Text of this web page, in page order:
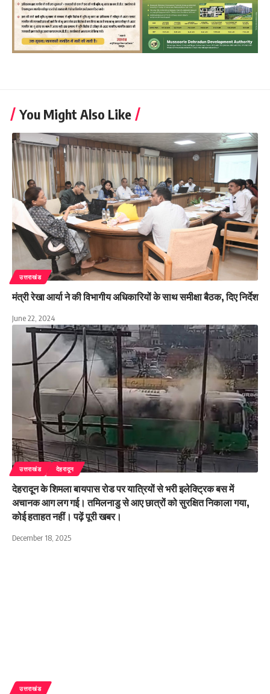
You Might Also Like
उत्तराखंड
मंत्री रेखा आर्या ने की विभागीय अधिकारियों के साथ समीक्षा बैठक, दिए निर्देश
June 22, 2024
उत्तराखंड देहरादून
देहरादून के शिमला बायपास रोड पर यात्रियों से भरी इलेक्ट्रिक बस में
अचानक आग लग गई। तमिलनाडु से आए छात्रों को सुरक्षित निकाला गया,
कोई हताहत नहीं। पढ़ें पूरी खबर।
December 18, 2025
उत्तराखंड